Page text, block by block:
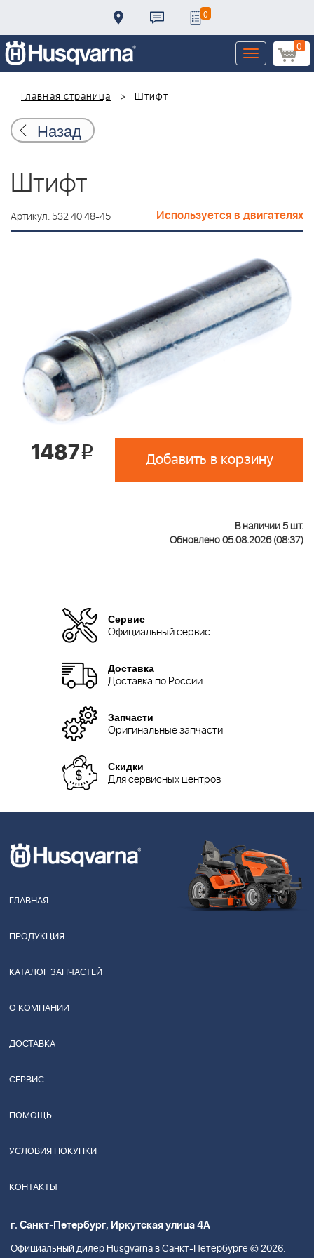
0
0
Toggle
navigation
Главная страница
Штифт
Назад
Штифт
Артикул: 532 40 48-45 Используется в двигателях
1487i Добавить в корзину
В наличии 5 шт.
Обновлено 05.08.2026 (08:37)
Сервис
Официальный сервис
Доставка
Доставка по России
Запчасти
Оригинальные запчасти
Скидки
Для сервисных центров
ГЛАВНАЯ
ПРОДУКЦИЯ
КАТАЛОГ ЗАПЧАСТЕЙ
О КОМПАНИИ
ДОСТАВКА
СЕРВИС
ПОМОЩЬ
УСЛОВИЯ ПОКУПКИ
КОНТАКТЫ
г. Санкт-Петербург, Иркутская улица 4А
Официальный дилер Husgvarna в Санкт-Петербурге © 2026.